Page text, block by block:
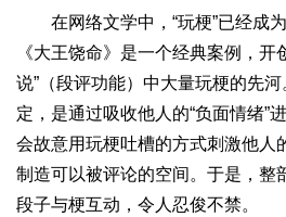
在网络文学中，“玩梗”已经成为
《大王饶命》是一个经典案例，开
说”（段评功能）中大量玩梗的先
定，是通过吸收他人的“负面情绪”
会故意用玩梗吐槽的方式刺激他人
制造可以被评论的空间。于是，整
段子与梗互动，令人忍俊不禁。